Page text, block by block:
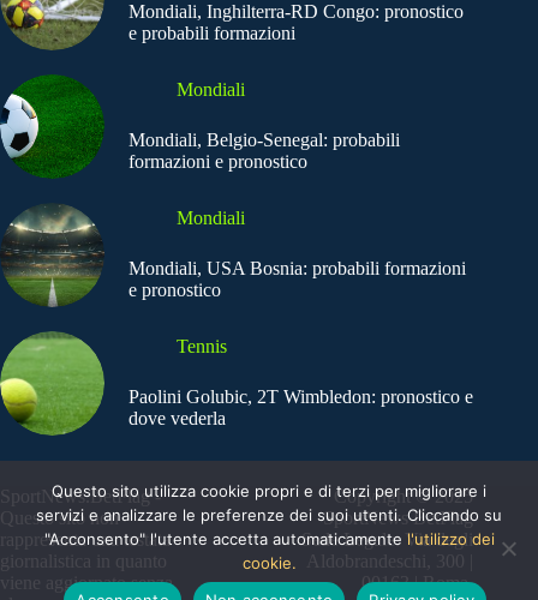
Mondiali, Inghilterra-RD Congo: pronostico
e probabili formazioni
Mondiali
Mondiali, Belgio-Senegal: probabili
formazioni e pronostico
Mondiali
Mondiali, USA Bosnia: probabili formazioni
e pronostico
Tennis
Paolini Golubic, 2T Wimbledon: pronostico e
dove vederla
SportNews.BetFlag -
Questo sito non
rappresenta una testata
giornalistica in quanto
viene aggiornato senza
Copyright © 2025
SportNews BetFlag
Sede Legale: Via degli
Aldobrandeschi, 300 |
00163 | Roma
Questo sito utilizza cookie propri e di terzi per migliorare i
servizi e analizzare le preferenze dei suoi utenti. Cliccando su
"Acconsento" l'utente accetta automaticamente l'utilizzo dei
cookie.